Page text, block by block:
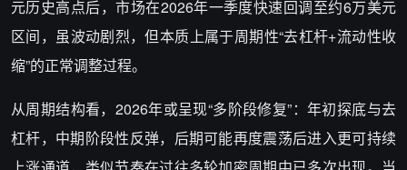
元历史高点后，市场在2026年一季度快速回调至约6万美元
区间，虽波动剧烈，但本质上属于周期性“去杠杆+流动性收
缩”的正常调整过程。
从周期结构看，2026年或呈现“多阶段修复”：年初探底与去
杠杆，中期阶段性反弹，后期可能再度震荡后进入更可持续